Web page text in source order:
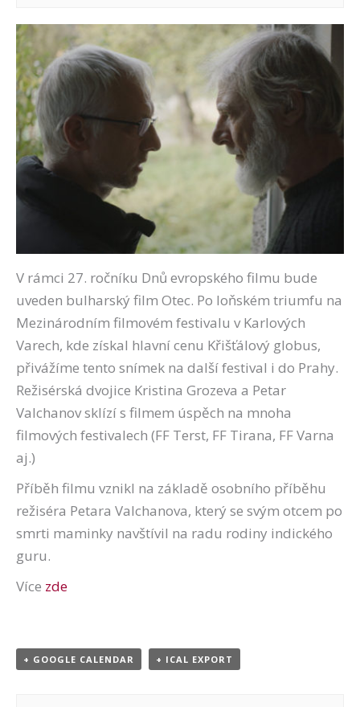
Navigace
pro
akce
V rámci 27. ročníku Dnů evropského filmu bude
uveden bulharský film Otec. Po loňském triumfu na
Mezinárodním filmovém festivalu v Karlových
Varech, kde získal hlavní cenu Křišťálový globus,
přivážíme tento snímek na další festival i do Prahy.
Režisérská dvojice Kristina Grozeva a Petar
Valchanov sklízí s filmem úspěch na mnoha
filmových festivalech (FF Terst, FF Tirana, FF Varna
aj.)
Příběh filmu vznikl na základě osobního příběhu
režiséra Petara Valchanova, který se svým otcem po
smrti maminky navštívil na radu rodiny indického
guru.
Více zde
+ GOOGLE CALENDAR + ICAL EXPORT